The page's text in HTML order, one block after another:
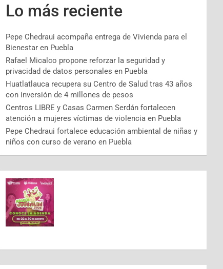
Lo más reciente
Pepe Chedraui acompaña entrega de Vivienda para el
Bienestar en Puebla
Rafael Micalco propone reforzar la seguridad y
privacidad de datos personales en Puebla
Huatlatlauca recupera su Centro de Salud tras 43 años
con inversión de 4 millones de pesos
Centros LIBRE y Casas Carmen Serdán fortalecen
atención a mujeres víctimas de violencia en Puebla
Pepe Chedraui fortalece educación ambiental de niñas y
niños con curso de verano en Puebla